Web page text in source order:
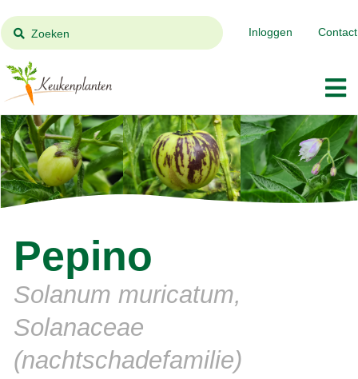
Contact
Inloggen
Zoeken
Pepino
Solanum muricatum,
Solanaceae
(nachtschadefamilie)